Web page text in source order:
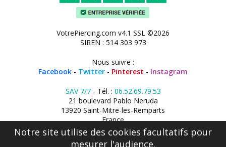
VotrePiercing.com v4.1 SSL ©2026
SIREN : 514 303 973
Nous suivre :
Facebook - Twitter - Pinterest - Instagram
SAV 7/7- Tél. : 06.52.69.79.53
21 boulevard Pablo Neruda
13920 Saint-Mitre-les-Remparts
France
Notre site utilise des cookies facultatifs pour
mesurer l'audience.